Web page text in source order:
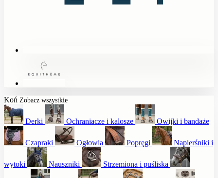
Koń Zobacz wszystkie
Derki Ochraniacze i kalosze Owijki i bandaże
Czapraki Ogłowia Popręgi Napierśniki i
wytoki Nauszniki Strzemiona i puśliska